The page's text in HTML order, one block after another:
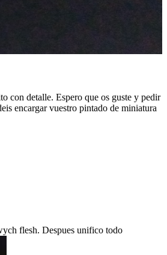
con detalle. Espero que os guste y pedir
encargar vuestro pintado de miniatura
flesh. Despues unifico todo